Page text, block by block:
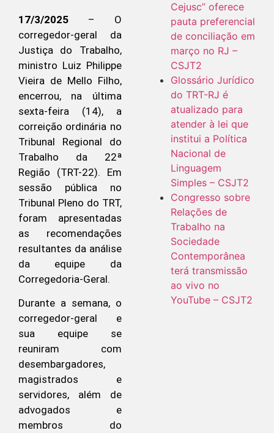
17/3/2025 – O
corregedor-geral da
Justiça do Trabalho,
ministro Luiz Philippe
Vieira de Mello Filho,
encerrou, na última
sexta-feira (14), a
correição ordinária no
Tribunal Regional do
Trabalho da 22ª
Região (TRT-22). Em
sessão pública no
Tribunal Pleno do TRT,
foram apresentadas
as recomendações
resultantes da análise
da equipe da
Corregedoria-Geral.
Durante a semana, o
corregedor-geral e
sua equipe se
reuniram com
desembargadores,
magistrados e
servidores, além de
advogados e
membros do
Cejusc” oferece
pauta preferencial
de conciliação em
março no RJ –
CSJT2
Glossário Jurídico
do TRT-RJ é
atualizado para
atender à lei que
institui a Política
Nacional de
Linguagem
Simples – CSJT2
Congresso sobre
Relações de
Trabalho na
Sociedade
Contemporânea
terá transmissão
ao vivo no
YouTube – CSJT2